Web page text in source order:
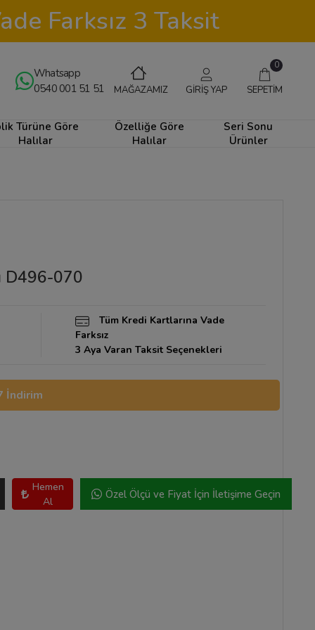
Farksız 3 Taksit
Whatsapp
0540 001 51 51
MAĞAZAMIZ GİRİŞ YAP
0
SEPETİM
Türüne Göre
Halılar
Özelliğe Göre
Halılar
Seri Sonu
Ürünler
D496-070
Tüm Kredi Kartlarına Vade
Farksız
3 Aya Varan Taksit Seçenekleri
İndirim
Hemen
Al
Özel Ölçü ve Fiyat İçin İletişime Geçin